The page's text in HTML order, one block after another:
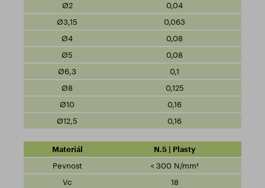
0,04
0,063
0,08
0,08
0,1
0,125
0,16
0,16
N.5 | Plasty
< 300 N/mm²
18